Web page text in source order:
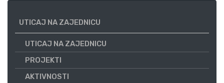
UTICAJ NA ZAJEDNICU
UTICAJ NA ZAJEDNICU
PROJEKTI
AKTIVNOSTI